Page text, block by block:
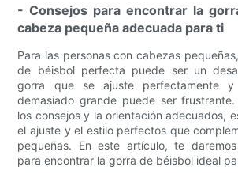
- Consejos para encontrar la
cabeza pequeña adecuada para ti
Para las personas con cabezas
de béisbol perfecta puede ser un
gorra que se ajuste perfectamente
demasiado grande puede ser
los consejos y la orientación adecuados,
el ajuste y el estilo perfectos que
pequeñas. En este artículo, te
para encontrar la gorra de béisbol ideal